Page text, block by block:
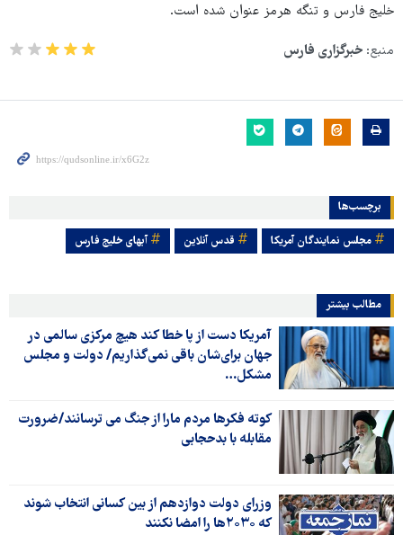
خلیج فارس و تنگه هرمز عنوان شده است.
منبع: خبرگزاری فارس
برچسب‌ها
مجلس نمایندگان آمریکا قدس آنلاین آبهای خلیج فارس
مطالب بیشتر
آمریکا دست از پا خطا کند هیچ مرکزی سالمی در
جهان برای‌شان باقی نمی‌گذاریم/ دولت و مجلس
مشکل…
کوته فکرها مردم مارا از جنگ می ترسانند/ضرورت
مقابله با بدحجابی
وزرای دولت دوازدهم از بین کسانی انتخاب شوند
که ۲۰۳۰ها را امضا نکنند